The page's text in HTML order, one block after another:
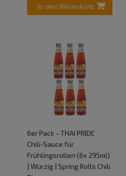
In den Warenkorb
6er Pack - THAI PRIDE
Chili-Sauce für
Frühlingsrollen (6x 295ml)
| Würzig | Spring Rolls Chili